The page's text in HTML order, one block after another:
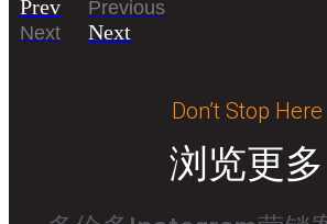
Prev
Previous
Next
Next
Don’t Stop Here
浏览更多